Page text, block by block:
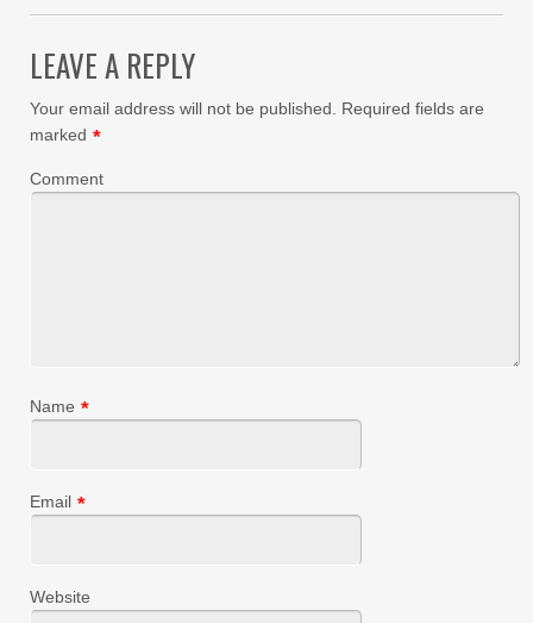
LEAVE A REPLY
Your email address will not be published. Required fields are
marked *
Comment
Name *
Email *
Website